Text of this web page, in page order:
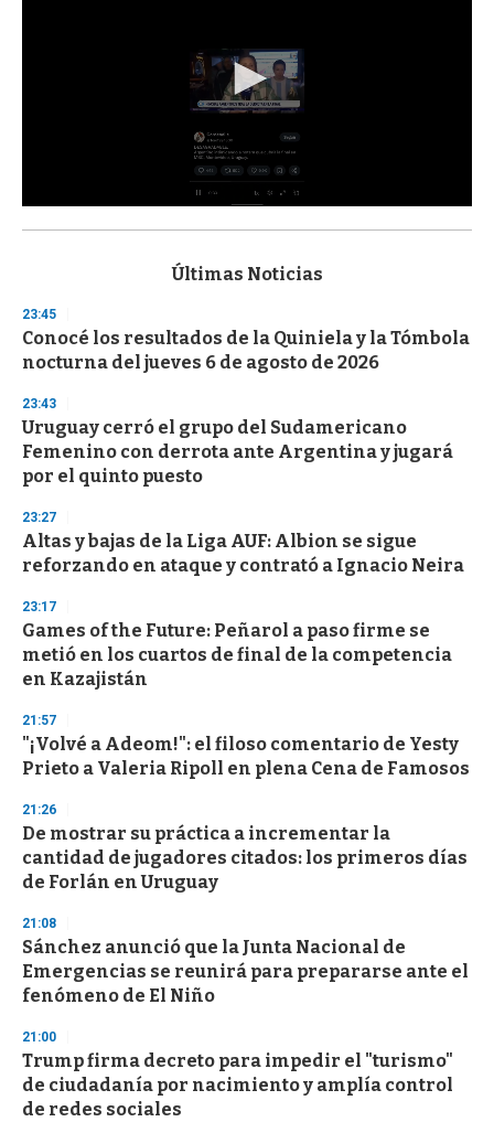
s
d
s
o
f
3
s
e
c
o
d
s
Últimas Noticias
23:45
Conocé los resultados de la Quiniela y la Tómbola
nocturna del jueves 6 de agosto de 2026
23:43
Uruguay cerró el grupo del Sudamericano
Femenino con derrota ante Argentina y jugará
por el quinto puesto
23:27
Altas y bajas de la Liga AUF: Albion se sigue
reforzando en ataque y contrató a Ignacio Neira
23:17
Games of the Future: Peñarol a paso firme se
metió en los cuartos de final de la competencia
en Kazajistán
21:57
"¡Volvé a Adeom!": el filoso comentario de Yesty
Prieto a Valeria Ripoll en plena Cena de Famosos
21:26
De mostrar su práctica a incrementar la
cantidad de jugadores citados: los primeros días
de Forlán en Uruguay
21:08
Sánchez anunció que la Junta Nacional de
Emergencias se reunirá para prepararse ante el
fenómeno de El Niño
21:00
Trump firma decreto para impedir el "turismo"
de ciudadanía por nacimiento y amplía control
de redes sociales